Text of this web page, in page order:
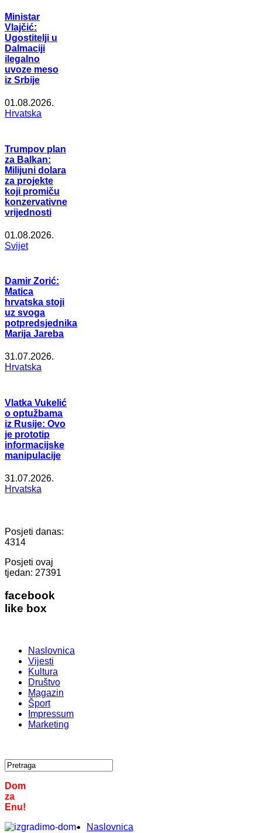
Ministar
Vlajčić:
Ugostitelji u
Dalmaciji
ilegalno
uvoze meso
iz Srbije
01.08.2026.
Hrvatska
Trumpov plan
za Balkan:
Milijuni dolara
za projekte
koji promiču
konzervativne
vrijednosti
01.08.2026.
Svijet
Damir Zorić:
Matica
hrvatska stoji
uz svoga
potpredsjednika
Marija Jareba
31.07.2026.
Hrvatska
Vlatka Vukelić
o optužbama
iz Rusije: Ovo
je prototip
informacijske
manipulacije
31.07.2026.
Hrvatska
Posjeti danas:
4314
Posjeti ovaj
tjedan: 27391
facebook
like box
Naslovnica
Vijesti
Kultura
Društvo
Magazin
Šport
Impressum
Marketing
Dom
za
Enu!
Naslovnica